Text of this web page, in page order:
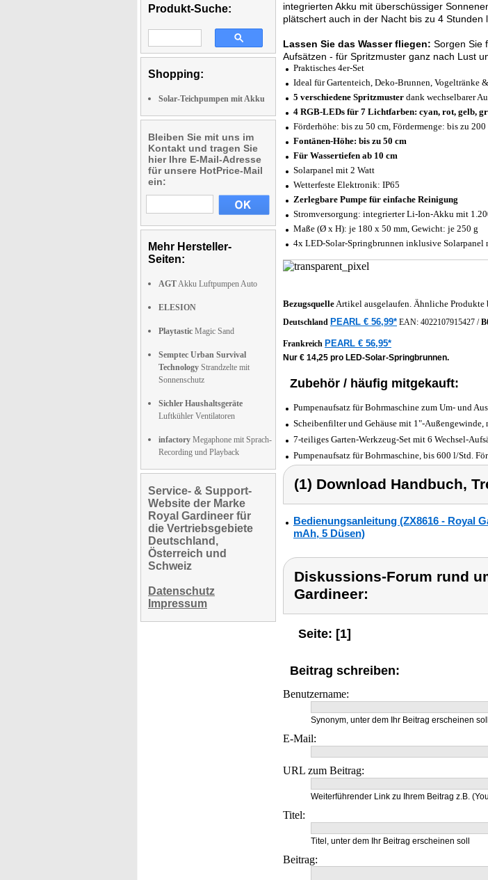
Produkt-Suche:
Shopping:
Solar-Teichpumpen mit Akku
Bleiben Sie mit uns im
Kontakt und tragen Sie
hier Ihre E-Mail-Adresse
für unsere HotPrice-Mail
ein:
Mehr Hersteller-
Seiten:
AGTAkku Luftpumpen Auto
ELESION
Playtastic Magic Sand
Semptec Urban Survival
Technology Strandzelte mit
Sonnenschutz
Sichler Haushaltsgeräte
Luftkühler Ventilatoren
infactory Megaphone mit Sprach-
Recording und Playback
Service- & Support-
Website der Marke
Royal Gardineer für
die Vertriebsgebiete
Deutschland,
Österreich und
Schweiz
Datenschutz
Impressum
integrierten Akku mit überschüssiger
plätschert auch in der Nacht bis zu 4 Stunden
Lassen Sie das Wasser fliegen: Sorgen Sie
Aufsätzen - für Spritzmuster ganz nach Lust
Praktisches 4er-Set
Ideal für Gartenteich, Deko-Brunnen, Vogeltränke
5 verschiedene Spritzmuster dank wechselbarer
4 RGB-LEDs für 7 Lichtfarben: cyan, rot, gelb,
Förderhöhe: bis zu 50 cm, Fördermenge: bis zu
Fontänen-Höhe: bis zu 50 cm
Für Wassertiefen ab 10 cm
Solarpanel mit 2 Watt
Wetterfeste Elektronik: IP65
Zerlegbare Pumpe für einfache Reinigung
Stromversorgung: integrierter Li-Ion-Akku mit
Maße (Ø x H): je 180 x 50 mm, Gewicht: je 250 g
4x LED-Solar-Springbrunnen inklusive Solarpanel
BezugsquelleArtikel ausgelaufen. Ähnliche Produkte
Deutschland PEARL € 56,99* EAN: 4022107915427 /
Frankreich PEARL € 56,95*
Nur € 14,25 pro LED-Solar-Springbrunnen.
Zubehör / häufig mitgekauft:
Pumpenaufsatz für Bohrmaschine zum Um- und
Scheibenfilter und Gehäuse mit 1"-Außengewinde,
7-teiliges Garten-Werkzeug-Set mit 6 Wechsel-
Pumpenaufsatz für Bohrmaschine, bis 600 l/Std.
(1) Download Handbuch,
Bedienungsanleitung (ZX8616 - Royal
mAh, 5 Düsen)
Diskussions-Forum rund
Gardineer:
Seite: [1]
Beitrag schreiben:
Benutzername:
Synonym, unter dem Ihr Beitrag erscheinen soll
E-Mail:
URL zum Beitrag:
Weiterführender Link zu Ihrem Beitrag z.B.
Titel:
Titel, unter dem Ihr Beitrag erscheinen soll
Beitrag: